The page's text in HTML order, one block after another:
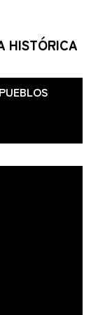
HISTÓRICA
PUEBLOS